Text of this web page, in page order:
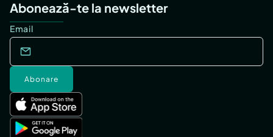
Abonează-te la newsletter
Email
Abonare